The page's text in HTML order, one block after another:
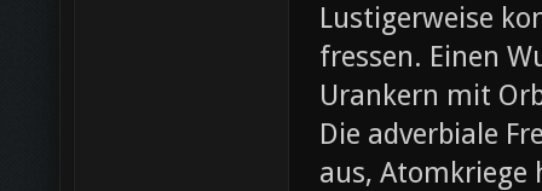
Lustigerweise
fressen. Einen
Urankern mit
Die adverbiale
aus,